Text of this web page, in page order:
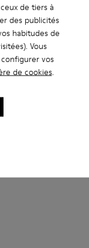
de tiers à
des publicités
habitudes de
Vous
vos
de cookies.